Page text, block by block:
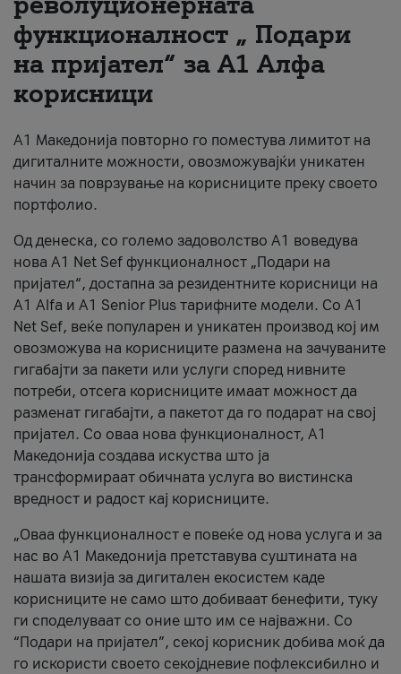
За нас
#ПодобарОнлајн
функционалност „ Подари
на пријател“ за А1 Алфа
корисници
А1 Македонија повторно го поместува лимитот на
дигиталните можности, овозможувајќи уникатен
начин за поврзување на корисниците преку своето
портфолио.
Од денеска, со големо задоволство А1 воведува
нова A1 Net Sef функционалност „Подари на
пријател“, достапна за резидентните корисници на
А1 Alfa и A1 Senior Plus тарифните модели. Со A1
Net Sef, веќе популарен и уникатен производ кој им
овозможува на корисниците размена на зачуваните
гигабајти за пакети или услуги според нивните
потреби, отсега корисниците имаат можност да
разменат гигабајти, а пакетот да го подарат на свој
пријател. Со оваа нова функционалност, А1
Македонија создава искуства што ја
трансформираат обичната услуга во вистинска
вредност и радост кај корисниците.
„Оваа функционалност е повеќе од нова услуга и за
нас во А1 Македонија претставува суштината на
нашата визија за дигитален екосистем каде
корисниците не само што добиваат бенефити, туку
ги споделуваат со оние што им се најважни. Со
“Подари на пријател”, секој корисник добива моќ да
го искористи своето секојдневие пофлексибилно и